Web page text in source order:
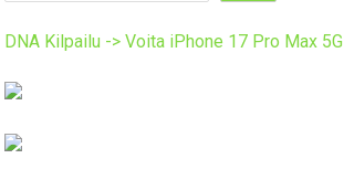
DNA Kilpailu -> Voita iPhone 17 Pro Max 5G